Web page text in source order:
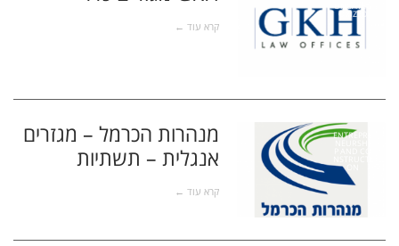
UNCATEG
ORIZED
קרא עוד ←
ENTREPRE
מנהרות הכרמל – מגזרים
אנגלית – תשתיות
קרא עוד ←